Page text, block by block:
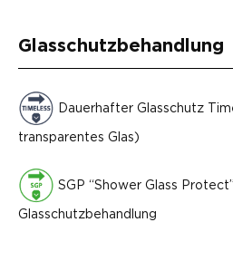
Glasschutzbehandlung
Dauerhafter Glasschutz
transparentes Glas)
SGP “Shower Glass Protect”
Glasschutzbehandlung